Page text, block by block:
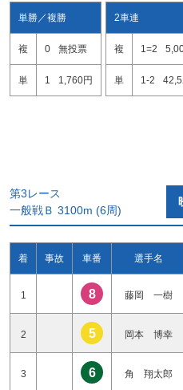
単勝／複勝
複 0 無投票
単 1 1,760円
2車連
複 1=2
単 1-2
第3レース
一般戦Ｂ 3100m (6周)
着 事故 車番 選手名
1 8 藤岡 一樹
2 5 岡本 博幸
3 6 角 翔太郎